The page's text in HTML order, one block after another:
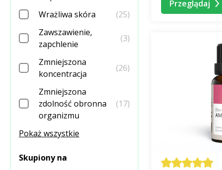
Wrażliwa skóra
(25)
Zawszawienie,
zapchlenie
(3)
Zmniejszona
koncentracja
(26)
Zmniejszona
zdolność obronna
organizmu
(17)
Pokaż wszystkie
Skupiony na
Dzięki
Dzięki
naturalną
Różnica w
Jednak ilość
Przeglądaj